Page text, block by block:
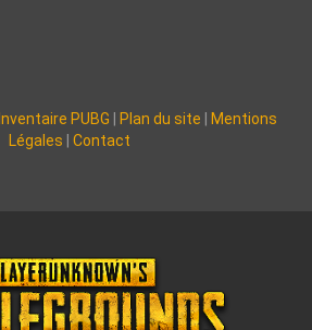
Inventaire PUBG Plan du site
Mentions
Légales
Contact